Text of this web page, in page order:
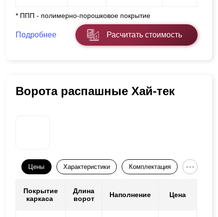
* ППП - полимерно-порошковое покрытие
Подробнее Расчитать стоимость
Ворота распашные Хай-тек
Цены Характеристики Комплектация
Покрытие
каркаса
Длина
ворот
Наполнение Цена